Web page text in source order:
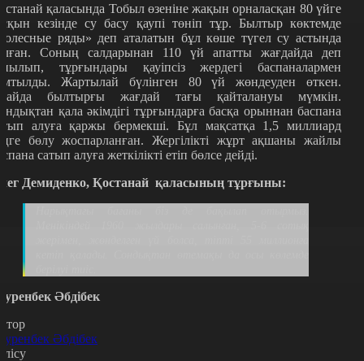
қаласында Тобыл өзеніне жақын орналасқан 80 үйге
кезінде су басу қаупі төніп тұр. Былтыр көктемде
ряды» деп аталатын бұл көше түгел су астында
Соның салдарынан 110 үй апатты жағдайда деп
тұрғындары қауіпсіз жердегі баспаналармен
Жартылай бүлінген 80 үй жөндеуден өткен.
былтырғы жағдай тағы қайталануы мүмкін.
қала әкімдігі тұрғындарға басқа орыннан баспана
алуға қаржы бермекші. Бұл мақсатқа 1,5 миллиард
бөлу жоспарланған. Жергілікті жұрт ақшаны жайлы
сатып алуға жеткілікті етіп бөлсе дейді.
Демиденко, Қостанай қаласының тұрғыны:
Әбдібек
Әбдібек